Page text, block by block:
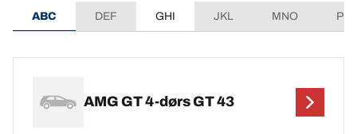
ABC DEF GHI JKL MNO
AMG GT 4-dørs GT 43